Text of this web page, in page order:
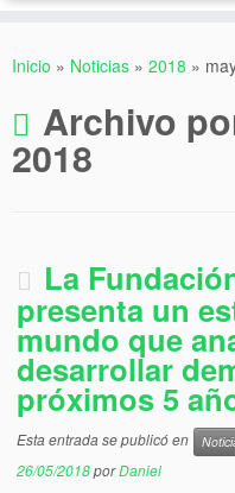
Inicio » Noticias » 2018 »
Archivo
2018
La
presenta un
mundo que
desarrollar
próximos 5
Esta entrada se publicó en
26/05/2018porDaniel